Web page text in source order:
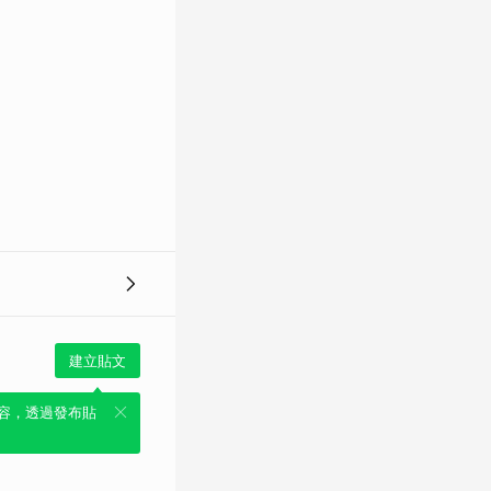
建立貼文
，透過發布貼